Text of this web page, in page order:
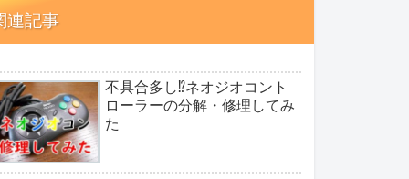
連記事
不具合多し⁉ネオジオコント
ローラーの分解・修理してみ
た